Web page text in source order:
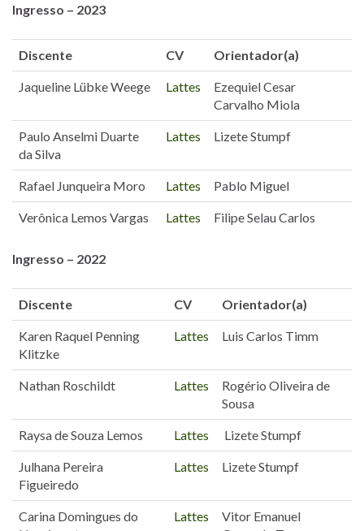
Ingresso – 2023
Discente CV Orientador(a)
Jaqueline Lübke Weege Lattes
Ezequiel Cesar
Carvalho Miola
Paulo Anselmi Duarte
da Silva
Lattes Lizete Stumpf
Rafael Junqueira Moro Lattes Pablo Miguel
Verônica Lemos Vargas Lattes Filipe Selau Carlos
Ingresso – 2022
Discente CV Orientador(a)
Karen Raquel Penning
Klitzke
Lattes Luis Carlos Timm
Nathan Roschildt Lattes
Rogério Oliveira de
Sousa
Raysa de Souza Lemos Lattes Lizete Stumpf
Julhana Pereira
Figueiredo
Lattes Lizete Stumpf
Carina Domingues do
Lattes
Vitor Emanuel